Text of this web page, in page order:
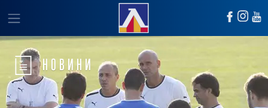
НОВИНИ